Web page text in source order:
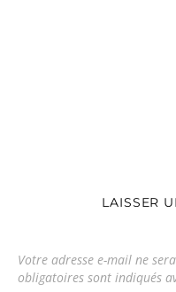
LAISSER
Votre adresse e-mail ne
obligatoires sont indiqués